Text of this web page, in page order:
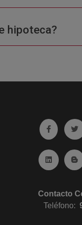
hipoteca?
Ir a
Ir a
Contacto
Teléfono: